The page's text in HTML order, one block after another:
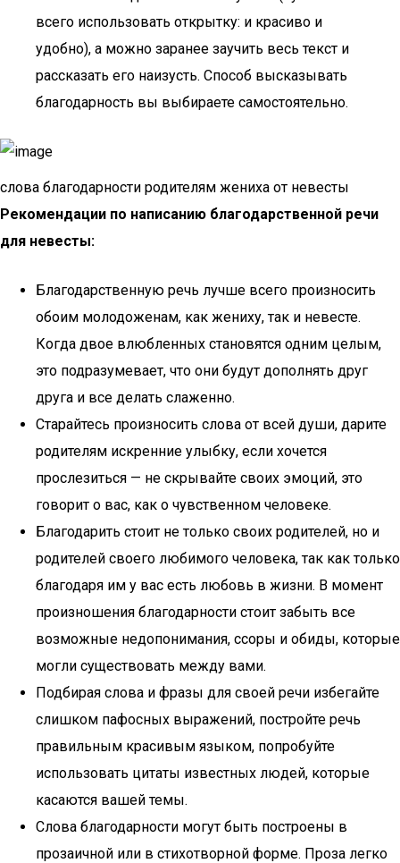
всего использовать открытку: и красиво и
удобно), а можно заранее заучить весь текст и
рассказать его наизусть. Способ высказывать
благодарность вы выбираете самостоятельно.
слова благодарности родителям жениха от невесты
Рекомендации по написанию благодарственной речи
для невесты:
Благодарственную речь лучше всего произносить
обоим молодоженам, как жениху, так и невесте.
Когда двое влюбленных становятся одним целым,
это подразумевает, что они будут дополнять друг
друга и все делать слаженно.
Старайтесь произносить слова от всей души, дарите
родителям искренние улыбку, если хочется
прослезиться — не скрывайте своих эмоций, это
говорит о вас, как о чувственном человеке.
Благодарить стоит не только своих родителей, но и
родителей своего любимого человека, так как только
благодаря им у вас есть любовь в жизни. В момент
произношения благодарности стоит забыть все
возможные недопонимания, ссоры и обиды, которые
могли существовать между вами.
Подбирая слова и фразы для своей речи избегайте
слишком пафосных выражений, постройте речь
правильным красивым языком, попробуйте
использовать цитаты известных людей, которые
касаются вашей темы.
Слова благодарности могут быть построены в
прозаичной или в стихотворной форме. Проза легко